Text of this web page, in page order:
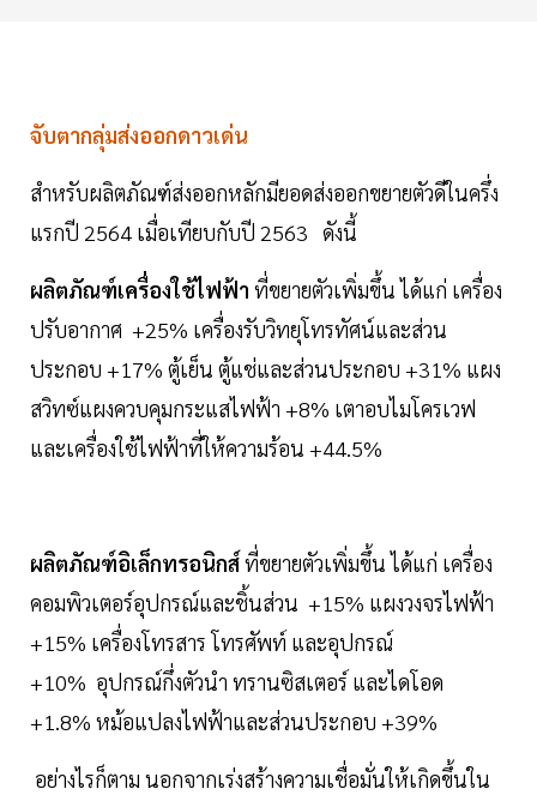
จับตากลุ่มส่งออกดาวเด่น
สำหรับผลิตภัณฑ์ส่งออกหลักมียอดส่งออกขยายตัวดีในครึ่ง
แรกปี 2564 เมื่อเทียบกับปี 2563 ดังนี้
ผลิตภัณฑ์เครื่องใช้ไฟฟ้า ที่ขยายตัวเพิ่มขึ้น ได้แก่ เครื่อง
ปรับอากาศ +25% เครื่องรับวิทยุโทรทัศน์และส่วน
ประกอบ +17% ตู้เย็น ตู้แช่และส่วนประกอบ +31% แผง
สวิทซ์แผงควบคุมกระแสไฟฟ้า +8% เตาอบไมโครเวฟ
และเครื่องใช้ไฟฟ้าที่ให้ความร้อน +44.5%
ผลิตภัณฑ์อิเล็กทรอนิกส์ที่ขยายตัวเพิ่มขึ้น ได้แก่ เครื่อง
คอมพิวเตอร์อุปกรณ์และชิ้นส่วน +15% แผงวงจรไฟฟ้า
+15% เครื่องโทรสาร โทรศัพท์ และอุปกรณ์
+10% อุปกรณ์กึ่งตัวนำ ทรานซิสเตอร์ และไดโอด
+1.8% หม้อแปลงไฟฟ้าและส่วนประกอบ +39%
อย่างไรก็ตาม นอกจากเร่งสร้างความเชื่อมั่นให้เกิดขึ้นใน